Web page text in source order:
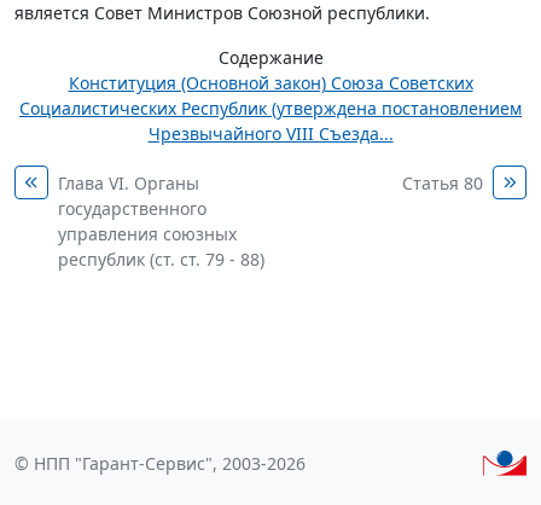
является Совет Министров Союзной республики.
Содержание
Конституция (Основной закон) Союза Советских
Социалистических Республик (утверждена постановлением
Чрезвычайного VIII Съезда...
Глава VI. Органы
государственного
управления союзных
республик (ст. ст. 79 - 88)
Статья 80
© НПП "Гарант-Сервис", 2003-2026